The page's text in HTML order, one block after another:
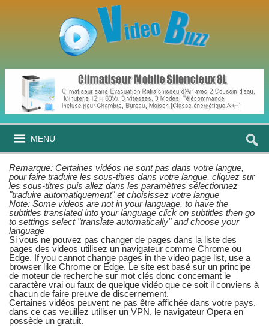
MENU
Remarque: Certaines vidéos ne sont pas dans votre langue,
pour faire traduire les sous-titres dans votre langue, cliquez sur
les sous-titres puis allez dans les paramètres sélectionnez
"traduire automatiquement" et choisissez votre langue
Note: Some videos are not in your language, to have the
subtitles translated into your language click on subtitles then go
to settings select "translate automatically" and choose your
language
Si vous ne pouvez pas changer de pages dans la liste des
pages des videos utilisez un navigateur comme Chrome ou
Edge. If you cannot change pages in the video page list, use a
browser like Chrome or Edge. Le site est basé sur un principe
de moteur de recherche sur mot clés donc concernant le
caractère vrai ou faux de quelque vidéo que ce soit il conviens à
chacun de faire preuve de discernement.
Certaines vidéos peuvent ne pas être affichée dans votre pays,
dans ce cas veuillez utiliser un VPN, le navigateur Opera en
possède un gratuit.